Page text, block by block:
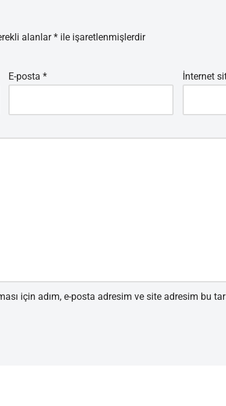
alanlar*ile işaretlenmişlerdir
E-posta* İnternet
için adım, e-posta adresim ve site adresim bu